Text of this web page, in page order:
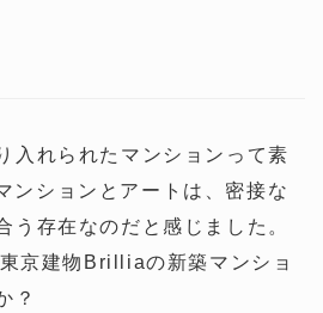
入れられたマンションって素
ションとアートは、密接な
う存在なのだと感じました。
京建物Brilliaの新築マンショ
？